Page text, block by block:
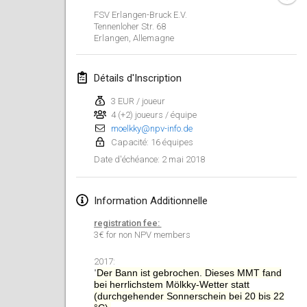
FSV Erlangen-Bruck E.V.
Tennenloher Str. 68
Erlangen Allemagne
Détails d'Inscription
3 EUR / joueur
4 (+2) joueurs / équipe
moelkky@npv-info.de
Capacité: 16 équipes
Date d'échéance: 2 mai 2018
Information Additionnelle
registration fee:
3€ for non NPV members
2017:
"Der Bann ist gebrochen. Dieses MMT fand
bei herrlichstem Mölkky-Wetter statt
(durchgehender Sonnerschein bei 20 bis 22
Lumi Mölkky
3 févr. 2018|Finlande
10 févr. 2018 |France
Faschings-Mölkky
11 févr. 2018 |Allemagne
24 févr. 2018|Finlande
Tournoi de l'ASSER
24 févr. 2018 |France